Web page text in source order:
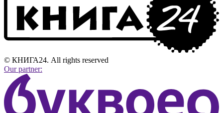
© КНИГА24. All rights reserved
Our partner: